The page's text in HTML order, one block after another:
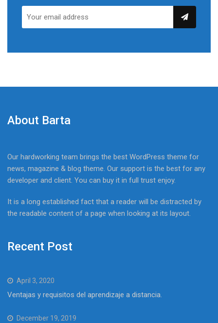
About Barta
Our hardworking team brings the best WordPress theme for
news, magazine & blog theme. Our support is the best for any
developer and client. You can buy it in full trust enjoy.
It is a long established fact that a reader will be distracted by
the readable content of a page when looking at its layout.
Recent Post
April 3, 2020
Ventajas y requisitos del aprendizaje a distancia.
December 19, 2019